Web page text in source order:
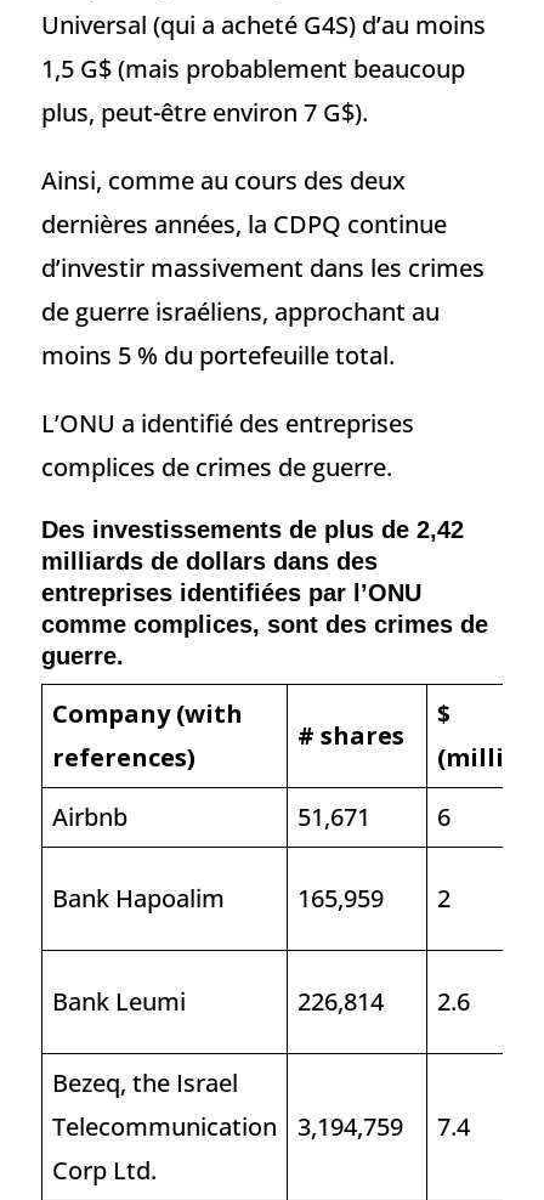
Universal (qui a acheté G4S) d’au moins
1,5 G$ (mais probablement beaucoup
plus, peut-être environ 7 G$).
Ainsi, comme au cours des deux
dernières années, la CDPQ continue
d’investir massivement dans les crimes
de guerre israéliens, approchant au
moins 5 % du portefeuille total.
L’ONU a identifié des entreprises
complices de crimes de guerre.
Des investissements de plus de 2,42
milliards de dollars dans des
entreprises identifiées par l’ONU
comme complices, sont des crimes de
guerre.
Company (with
references)
# shares
$
Airbnb
51,671 6
Bank Hapoalim 165,959 2
Bank Leumi 226,814 2.6
Bezeq, the Israel
Telecommunication
Corp Ltd.
3,194,759 7.4